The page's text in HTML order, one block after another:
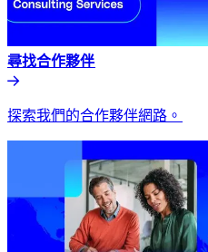
尋找合作夥伴​​
探索我們的合作夥伴網路。​​